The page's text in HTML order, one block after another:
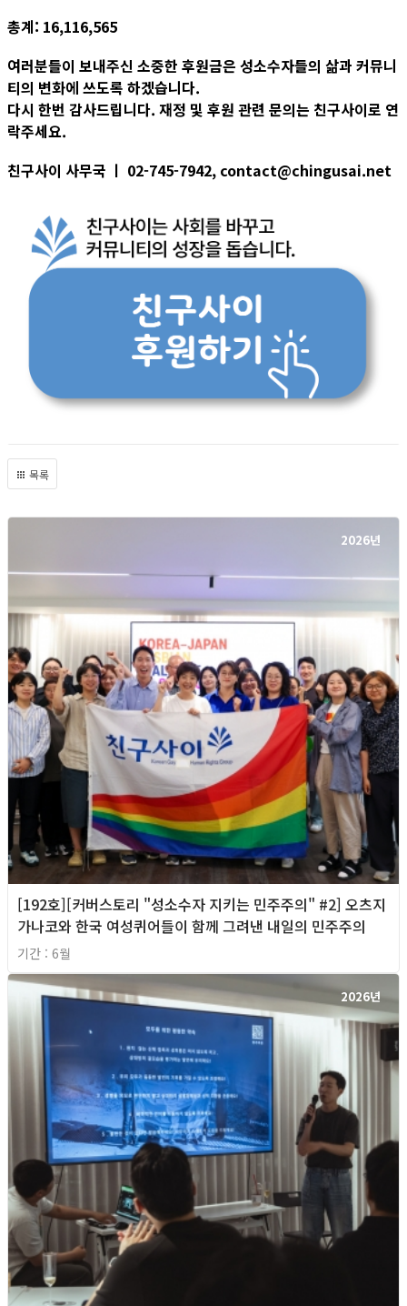
총계: 16,116,565
여러분들이 보내주신 소중한 후원금은 성소수자들의 삶과 커뮤니
티의 변화에 쓰도록 하겠습니다.
다시 한번 감사드립니다. 재정 및 후원 관련 문의는 친구사이로 연
락주세요.
친구사이 사무국 ㅣ 02-745-7942, contact@chingusai.net
목록
2026년
[192호][커버스토리 "성소수자 지키는 민주주의" #2] 오츠지
가나코와 한국 여성퀴어들이 함께 그려낸 내일의 민주주의
기간 : 6월
2026년